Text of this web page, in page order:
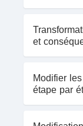
et
Modifier
étape par